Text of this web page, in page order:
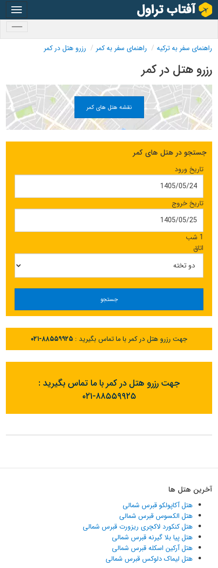
راهنمای سفر به ترکیه راهنمای سفر به کمر رزرو هتل در کمر
رزرو هتل در کمر
نقشه هتل های کمر
جستجو در هتل های کمر
تاریخ ورود
تاریخ خروج
1 شب
اتاق
جستجو
جهت رزرو هتل در کمر با ما تماس بگیرید : ۰۲۱-۸۸۵۵۹۹۲۵
جهت رزرو هتل در کمر با ما تماس بگیرید :
۰۲۱-۸۸۵۵۹۹۲۵
آخرین هتل ها
هتل آکاپولکو قبرس شمالی
هتل الکسوس قبرس شمالی
هتل کنکورد لاکچری ریزورت قبرس شمالی
هتل پیا بلا گیرنه قبرس شمالی
هتل آرکین اسکله قبرس شمالی
هتل لیماک دلوکس قبرس شمالی